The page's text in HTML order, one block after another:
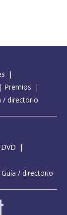
Premios
/ directorio
DVD
Guía / directorio